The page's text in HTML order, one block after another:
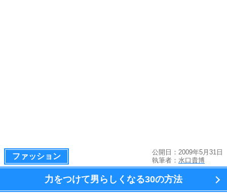
ファッション
公開日：2009年5月31日
執筆者： 水口貴博
力をつけて男らしくなる30の方法